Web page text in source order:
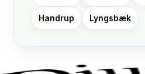
Handrup Lyngsbæk